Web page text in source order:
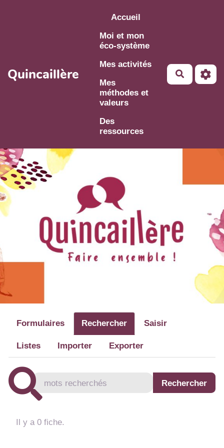
Aller au contenu principal
Quincaillère
Accueil
Moi et mon
éco-système
Mes activités
Mes
méthodes et
valeurs
Des
ressources
Formulaires Rechercher Saisir
Listes Importer Exporter
Il y a 0 fiche.